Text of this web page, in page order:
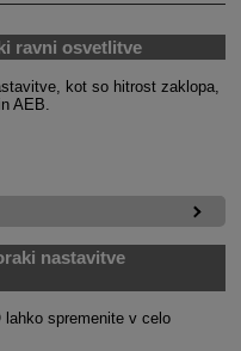
ravni osvetlitve
kot so hitrost zaklopa,
AEB.
nastavitve
spremenite v celo